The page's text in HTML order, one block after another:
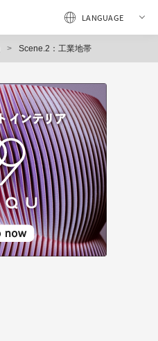
Scene.2：工業地帯